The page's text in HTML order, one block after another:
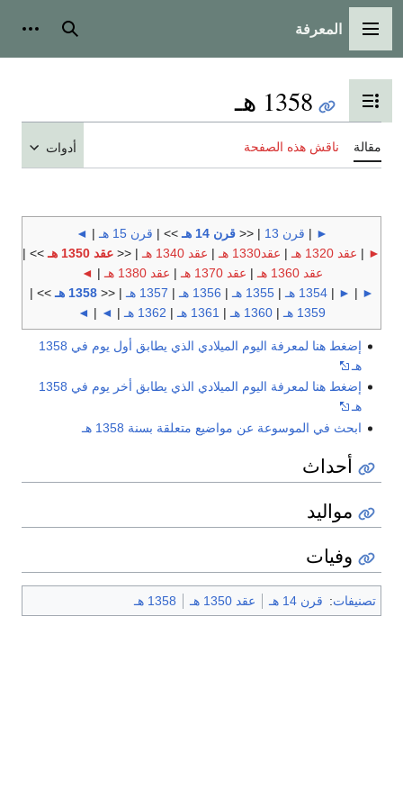
القائمة الرئيسية
المعرفة بحث
تبديل عرض جدول المحتويات
1358 هـ
مقالة ناقش هذه الصفحة أدوات
►
| قرن 13 | <<قرن 14 هـ >> | قرن 15 هـ |
◄
►
| عقد 1320 هـ | عقد1330 هـ | عقد 1340 هـ | << عقد 1350 هـ
>> |
عقد 1360 هـ
| عقد 1370 هـ | عقد 1380 هـ |
◄
►
|
►
|1354 هـ |1355 هـ | 1356 هـ | 1357 هـ | <<1358 هـ
>> |
1359 هـ
| 1360 هـ | 1361 هـ | 1362 هـ |
◄
|
◄
إضغط هنا لمعرفة اليوم الميلادي الذي يطابق أول يوم في 1358
هـ
إضغط هنا لمعرفة اليوم الميلادي الذي يطابق أخر يوم في 1358
هـ
ابحث في الموسوعة عن مواضيع متعلقة بسنة 1358 هـ
أحداث
مواليد
وفيات
تصنيفات: قرن 14 هـ عقد 1350 هـ 1358 هـ